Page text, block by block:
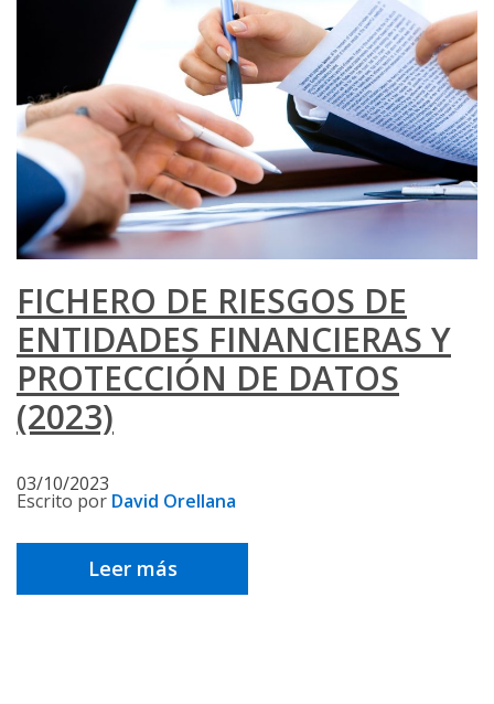
FICHERO DE RIESGOS DE
ENTIDADES FINANCIERAS Y
PROTECCIÓN DE DATOS
(2023)
03/10/2023
Escrito por David Orellana
Leer más